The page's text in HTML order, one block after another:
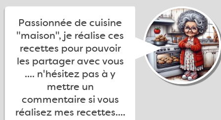
Passionnée de cuisine
"maison", je réalise ces
recettes pour pouvoir
les partager avec vous
.... n'hésitez pas à y
mettre un
commentaire si vous
réalisez mes recettes....